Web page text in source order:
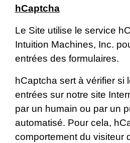
hCaptcha
Le Site utilise le service
Intuition Machines, Inc.
entrées des formulaires.
hCaptcha sert à vérifier si
entrées sur notre site
par un humain ou par un
automatisé. Pour cela,
comportement du visiteur